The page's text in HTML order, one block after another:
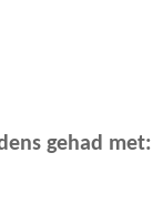
gehad met: